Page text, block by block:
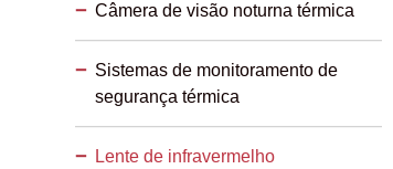
Câmera de visão noturna térmica
Sistemas de monitoramento de
segurança térmica
Lente de infravermelho